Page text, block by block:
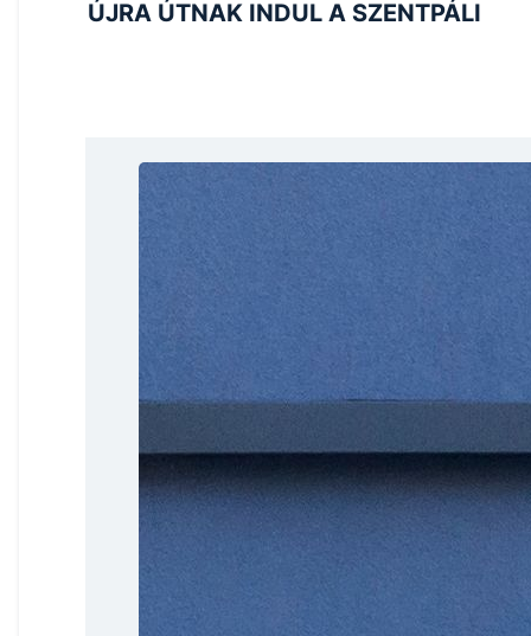
ÚJRA ÚTNAK INDUL A SZENTPÁLI